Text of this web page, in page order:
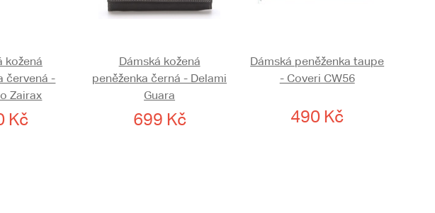
kožená
červená -
Zairax
Kč
Dámská kožená
peněženka černá - Delami
Guara
699 Kč
Dámská peněženka taupe
- Coveri CW56
490 Kč